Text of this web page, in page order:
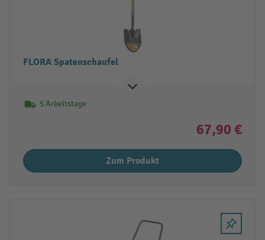
FLORA Spatenschaufel
5 Arbeitstage
67,90 €
Zum Produkt